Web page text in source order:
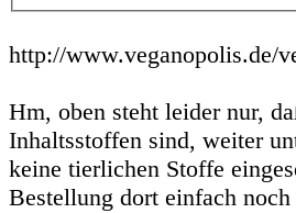
http://www.veganopolis.de/
Hm, oben steht leider nur,
Inhaltsstoffen sind, weiter
keine tierlichen Stoffe
Bestellung dort einfach